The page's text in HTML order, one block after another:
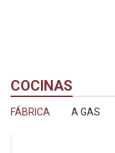
COCINAS
FÁBRICA A GAS